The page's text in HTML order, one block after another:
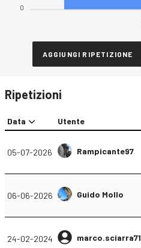
0
AGGIUNGI RIPETIZIONE
Ripetizioni
Data Utente
05-07-2026 Rampicante97
06-06-2026 Guido Mollo
24-02-2024 marco.sciarra71